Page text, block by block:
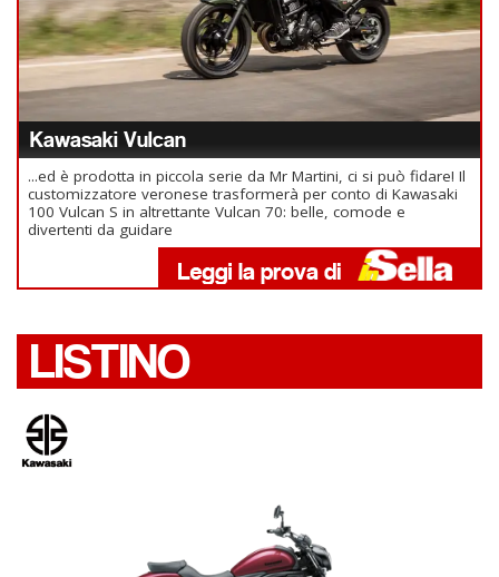
Kawasaki Vulcan
...ed è prodotta in piccola serie da Mr Martini, ci si può fidare! Il
customizzatore veronese trasformerà per conto di Kawasaki
100 Vulcan S in altrettante Vulcan 70: belle, comode e
divertenti da guidare
LISTINO